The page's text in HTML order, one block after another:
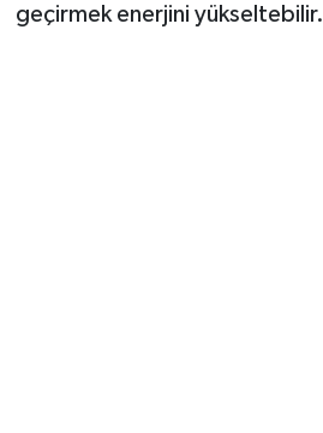
geçirmek enerjini yükseltebilir.